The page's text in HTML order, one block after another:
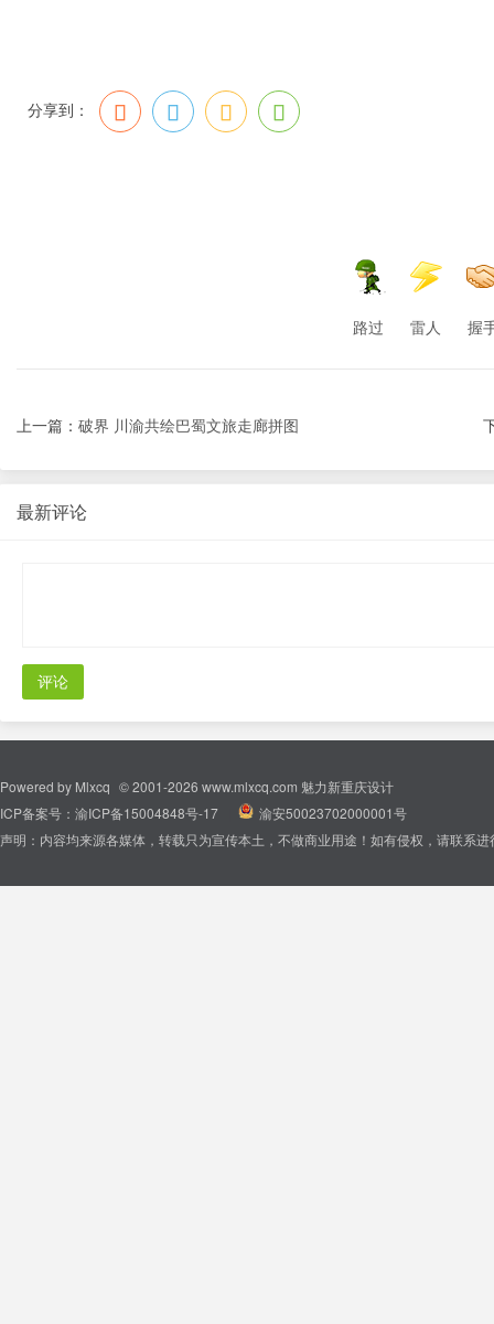
分享到：
路过 雷人 握
上一篇： 破界 川渝共绘巴蜀文旅走廊拼图
最新评论
评论
Powered by Mlxcq © 2001-2026 www.mlxcq.com 魅力新重庆设计
ICP备案号： 渝ICP备15004848号-17
渝安50023702000001号
声明：内容均来源各媒体，转载只为宣传本土，不做商业用途！如有侵权，请联系进